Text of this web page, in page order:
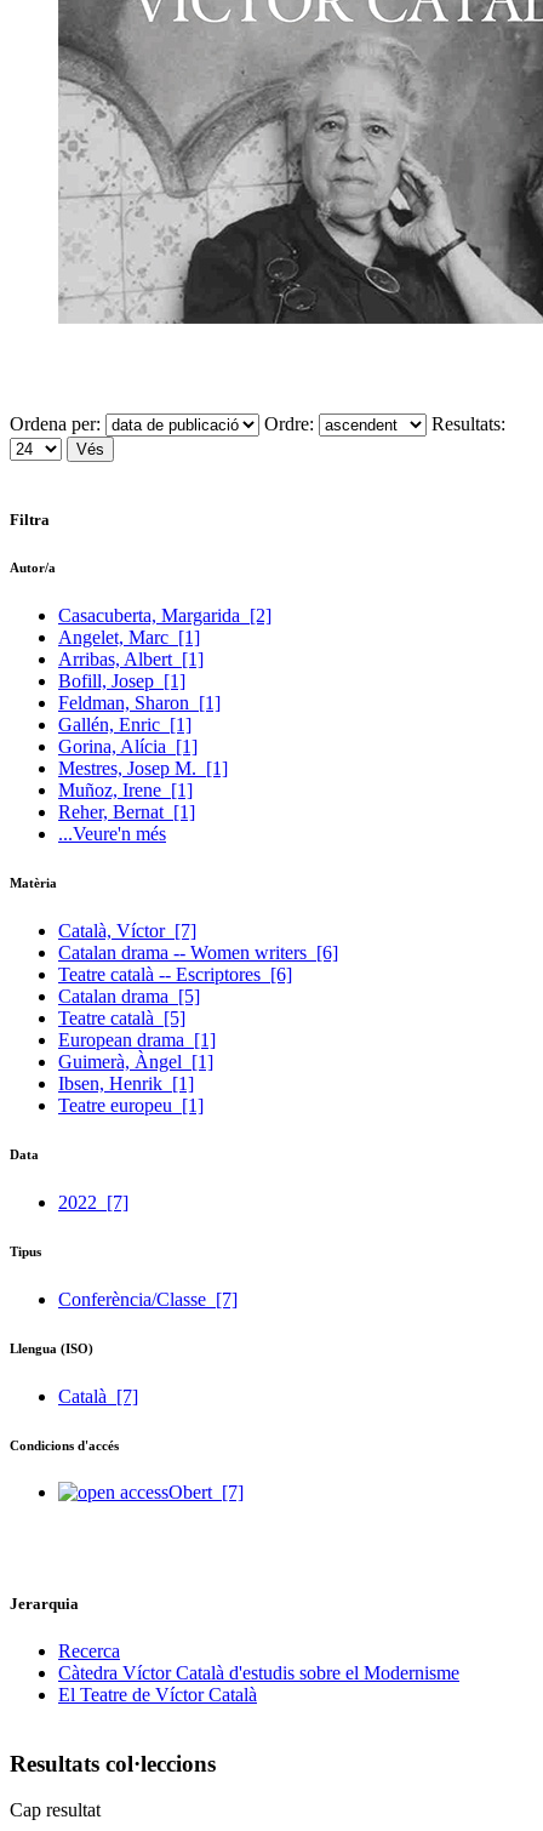
Ordena per: Ordre: Resultats:
Filtra
Autor/a
Casacuberta, Margarida [2]
Angelet, Marc [1]
Arribas, Albert [1]
Bofill, Josep [1]
Feldman, Sharon [1]
Gallén, Enric [1]
Gorina, Alícia [1]
Mestres, Josep M. [1]
Muñoz, Irene [1]
Reher, Bernat [1]
...Veure'n més
Matèria
Català, Víctor [7]
Catalan drama -- Women writers [6]
Teatre català -- Escriptores [6]
Catalan drama [5]
Teatre català [5]
European drama [1]
Guimerà, Àngel [1]
Ibsen, Henrik [1]
Teatre europeu [1]
Data
2022 [7]
Tipus
Conferència/Classe [7]
Llengua (ISO)
Català [7]
Condicions d'accés
Obert [7]
Jerarquia
Recerca
Càtedra Víctor Català d'estudis sobre el Modernisme
El Teatre de Víctor Català
Resultats col·leccions
Cap resultat